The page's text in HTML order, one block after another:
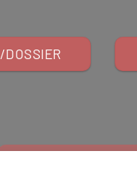
DOSSIER